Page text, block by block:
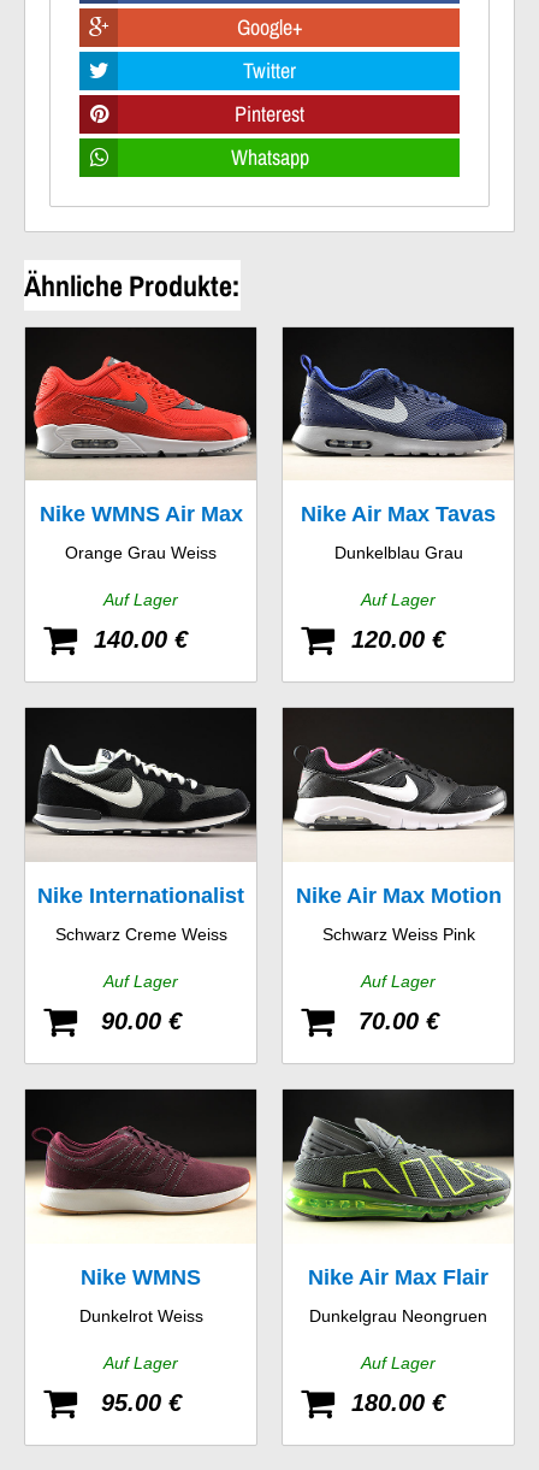
Google+
Twitter
Pinterest
Whatsapp
Ähnliche Produkte:
Nike WMNS Air Max
90
Orange Grau Weiss
Auf Lager
140.00 €
Nike Air Max Tavas
Dunkelblau Grau
Auf Lager
120.00 €
Nike Internationalist
Schwarz Creme Weiss
Auf Lager
90.00 €
Nike Air Max Motion
GS
Schwarz Weiss Pink
Auf Lager
70.00 €
Nike WMNS
Dualtone Racer SE
Dunkelrot Weiss
Auf Lager
95.00 €
Nike Air Max Flair
Dunkelgrau Neongruen
Auf Lager
180.00 €